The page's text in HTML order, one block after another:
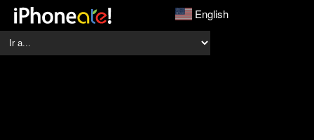
English